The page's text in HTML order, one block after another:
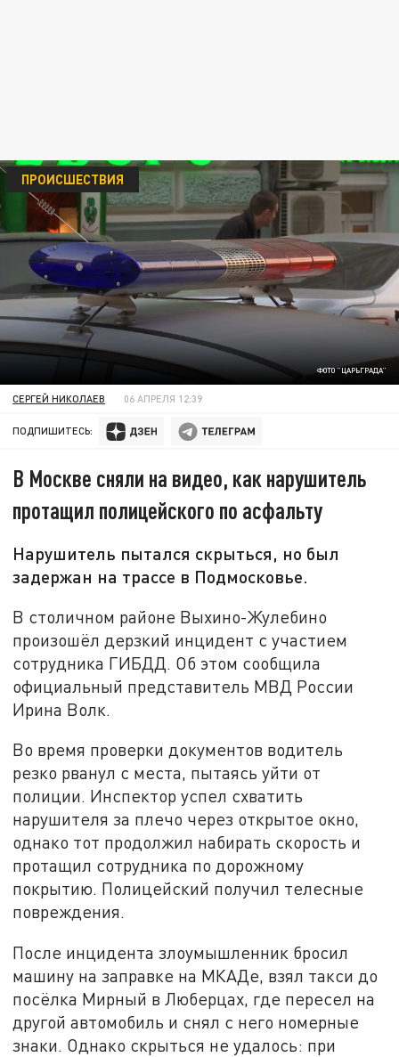
ФОТО "ЦАРЬГРАДА"
ПРОИСШЕСТВИЯ
СЕРГЕЙ НИКОЛАЕВ 06 АПРЕЛЯ 12:39
ПОДПИШИТЕСЬ:
В Москве сняли на видео, как нарушитель
протащил полицейского по асфальту
Нарушитель пытался скрыться, но был
задержан на трассе в Подмосковье.
В столичном районе Выхино-Жулебино
произошёл дерзкий инцидент с участием
сотрудника ГИБДД. Об этом сообщила
официальный представитель МВД России
Ирина Волк.
Во время проверки документов водитель
резко рванул с места, пытаясь уйти от
полиции. Инспектор успел схватить
нарушителя за плечо через открытое окно,
однако тот продолжил набирать скорость и
протащил сотрудника по дорожному
покрытию. Полицейский получил телесные
повреждения.
После инцидента злоумышленник бросил
машину на заправке на МКАДе, взял такси до
посёлка Мирный в Люберцах, где пересел на
другой автомобиль и снял с него номерные
знаки. Однако скрыться не удалось: при